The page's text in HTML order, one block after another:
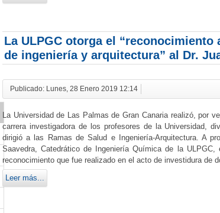
La ULPGC otorga el
de ingeniería y arquitectura” al Dr.
Publicado: Lunes, 28 Enero 2019 12:14
La Universidad de Las Palmas de Gran Canaria realizó, por
carrera investigadora de los profesores de la Universidad,
dirigió a las Ramas de Salud e Ingeniería-Arquitectura. A
Saavedra, Catedrático de Ingeniería Química de la
reconocimiento que fue realizado en el acto de investidura de
Leer más...